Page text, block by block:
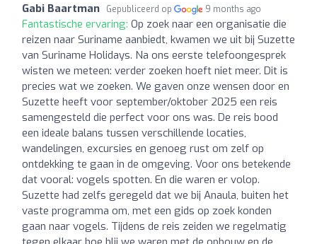
Gabi Baartman Gepubliceerd op 9 months ago
Fantastische ervaring: Op zoek naar een organisatie die
reizen naar Suriname aanbiedt, kwamen we uit bij Suzette
van Suriname Holidays. Na ons eerste telefoongesprek
wisten we meteen: verder zoeken hoeft niet meer. Dit is
precies wat we zoeken. We gaven onze wensen door en
Suzette heeft voor september/oktober 2025 een reis
samengesteld die perfect voor ons was. De reis bood
een ideale balans tussen verschillende locaties,
wandelingen, excursies en genoeg rust om zelf op
ontdekking te gaan in de omgeving. Voor ons betekende
dat vooral: vogels spotten. En die waren er volop.
Suzette had zelfs geregeld dat we bij Anaula, buiten het
vaste programma om, met een gids op zoek konden
gaan naar vogels. Tijdens de reis zeiden we regelmatig